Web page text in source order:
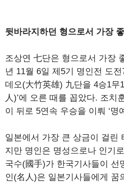
뒷바라지하던 형으로서 가장
조상연 七단은 형으로서 가장
년 11월 6일 제5기 명인전 도
데오(大竹英雄) 九단을 4승1무
人)’에 오른 때를 꼽았다. 조치
이 뒤로 5연속 우승을 이뤄 ‘명
일본에서 가장 큰 상금이 걸린
지만 명인은 명성으로나 인기
국수(國手)가 한국기사들이 선
인(名人)은 일본기사들에게 꿈